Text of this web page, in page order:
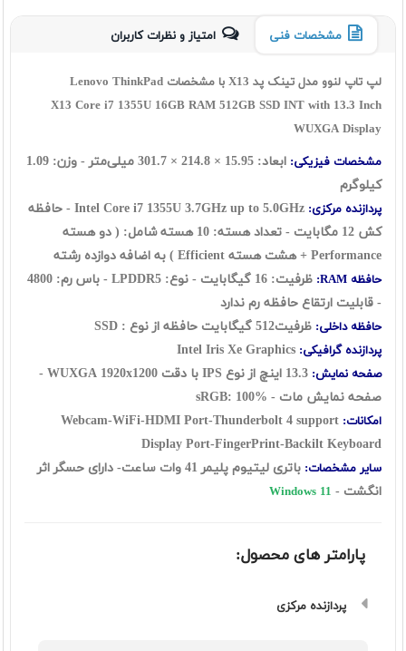
مشخصات فنی امتیاز و نظرات کاربران
لپ تاپ لنوو مدل تینک پد X13 با مشخصات Lenovo ThinkPad
X13 Core i7 1355U 16GB RAM 512GB SSD INT with 13.3 Inch
WUXGA Display
مشخصات فیزیکی:
ابعاد: 15.95 × 214.8 × 301.7 میلی‌متر - وزن: 1.09
کیلوگرم
پردازنده مرکزی:
Intel Core i7 1355U 3.7GHz up to 5.0GHz - حافظه
کش 12 مگابایت - تعداد هسته: 10 هسته شامل: ( دو هسته
Performance + هشت هسته Efficient ) به اضافه دوازده رشته
حافظه RAM:
ظرفیت: 16 گيگابايت - نوع: LPDDR5 - باس رم: 4800
- قابلیت ارتقاع حافظه رم ندارد
حافظه داخلی: ظرفیت512 گیگابایت حافظه از نوع : SSD
پردازنده گرافیکی:
صفحه نمایش:
13.3 اینچ از نوع IPS با دقت WUXGA 1920x1200 -
صفحه نمایش مات - sRGB: 100%
امکانات: Webcam-WiFi-HDMI Port-Thunderbolt 4 support
Display Port-FingerPrint-Backilt Keyboard
سایر مشخصات:
باتری لیتیوم پلیمر 41 وات ساعت- دارای حسگر اثر
انگشت - Windows 11
پارامتر های محصول:
پردازنده مرکزی